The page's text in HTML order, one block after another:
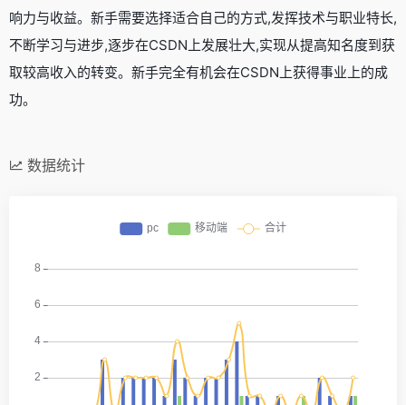
响力与收益。新手需要选择适合自己的方式,发挥技术与职业特长,
不断学习与进步,逐步在CSDN上发展壮大,实现从提高知名度到获
取较高收入的转变。新手完全有机会在CSDN上获得事业上的成
功。
数据统计